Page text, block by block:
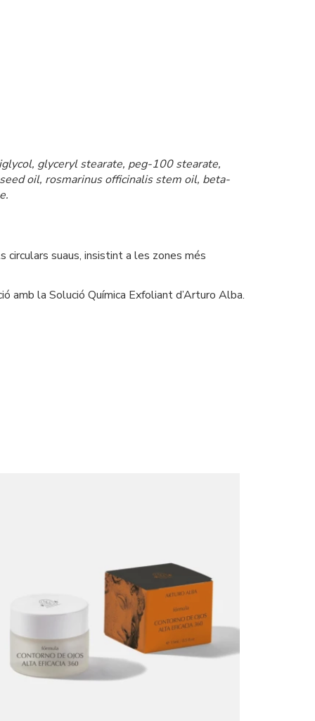
glyceryl stearate, peg-100 stearate,
oil, rosmarinus officinalis stem oil, beta-
suaus, insistint a les zones més
amb la Solució Química Exfoliant d’Arturo Alba.